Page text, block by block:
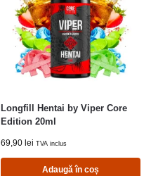
Longfill Hentai by Viper Core
Edition 20ml
69,90 lei TVA inclus
Adaugă în coș